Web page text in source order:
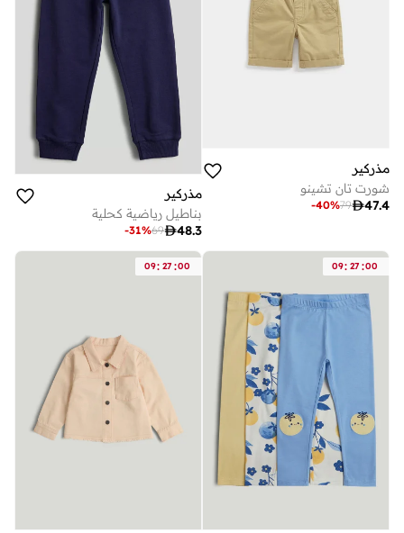
مذركير
شورت تان تشينو
47.4
79
-40%
مذركير
بناطيل رياضية كحلية
48.3
69
-31%
09: 27 :00
09: 27 :00